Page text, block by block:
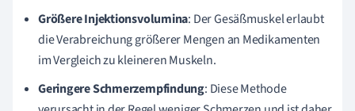
Größere Injektionsvolumina: Der Gesäßmuskel erlaubt
die Verabreichung größerer Mengen an Medikamenten
im Vergleich zu kleineren Muskeln.
Geringere Schmerzempfindung: Diese Methode